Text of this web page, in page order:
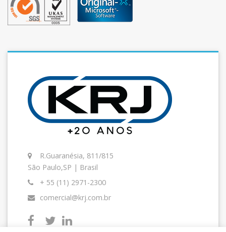
R.Guaranésia, 811/815
São Paulo,SP | Brasil
+ 55 (11) 2971-2300
comercial@krj.com.br